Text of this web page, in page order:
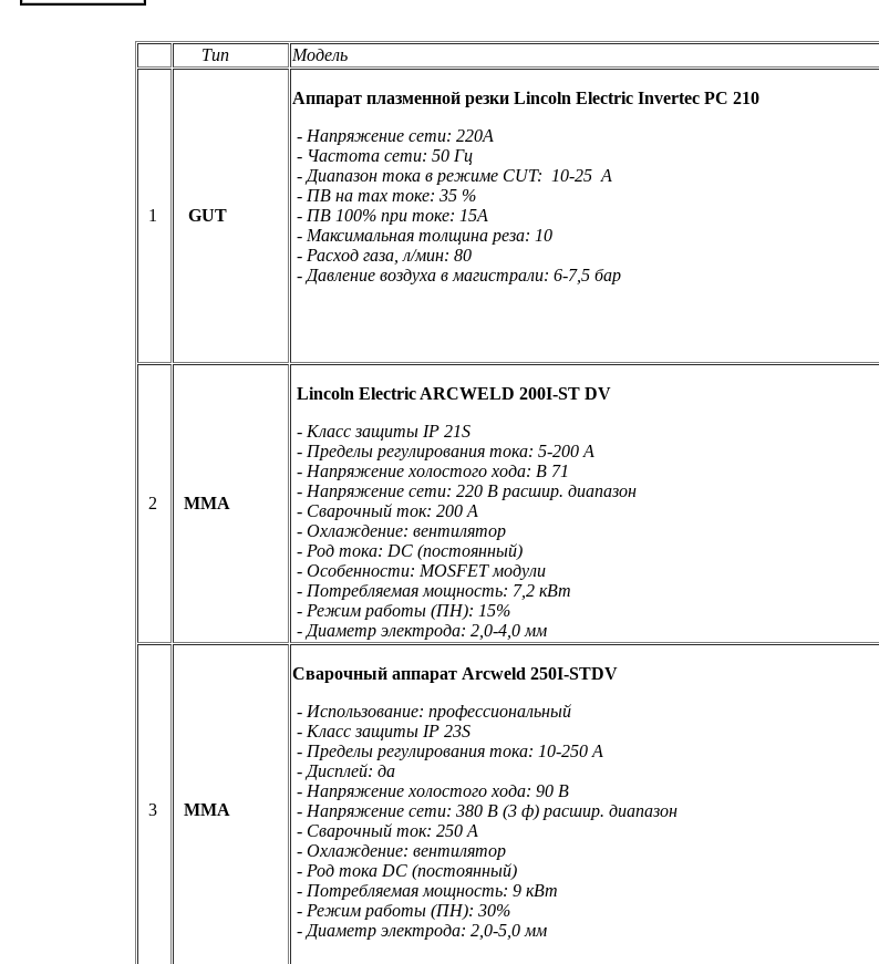
Тип Модель
1 GUT
Аппарат плазменной резки Lincoln Electric Invertec PC 210
- Напряжение сети: 220А
- Частота сети: 50 Гц
- Диапазон тока в режиме СUT: 10-25 А
- ПВ на max токе: 35 %
- ПВ 100% при токе: 15А
- Максимальная толщина реза: 10
- Расход газа, л/мин: 80
- Давление воздуха в магистрали: 6-7,5 бар
2 ММА
Lincoln Electric ARCWELD 200I-ST DV
- Класс защиты IP 21S
- Пределы регулирования тока: 5-200 А
- Напряжение холостого хода: В 71
- Напряжение сети: 220 В расшир. диапазон
- Сварочный ток: 200 А
- Охлаждение: вентилятор
- Род тока: DC (постоянный)
- Особенности: MOSFET модули
- Потребляемая мощность: 7,2 кВт
- Режим работы (ПН): 15%
- Диаметр электрода: 2,0-4,0 мм
3 ММА
Сварочный аппарат Arcweld 250I-STDV
- Использование: профессиональный
- Класс защиты IP 23S
- Пределы регулирования тока: 10-250 А
- Дисплей: да
- Напряжение холостого хода: 90 В
- Напряжение сети: 380 В (3 ф) расшир. диапазон
- Сварочный ток: 250 А
- Охлаждение: вентилятор
- Род тока DC (постоянный)
- Потребляемая мощность: 9 кВт
- Режим работы (ПН): 30%
- Диаметр электрода: 2,0-5,0 мм